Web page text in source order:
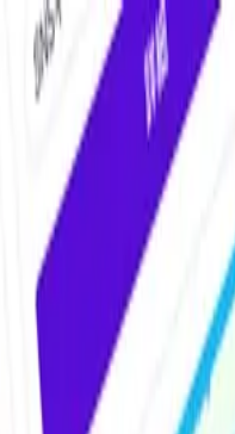
AIツール・サービス比